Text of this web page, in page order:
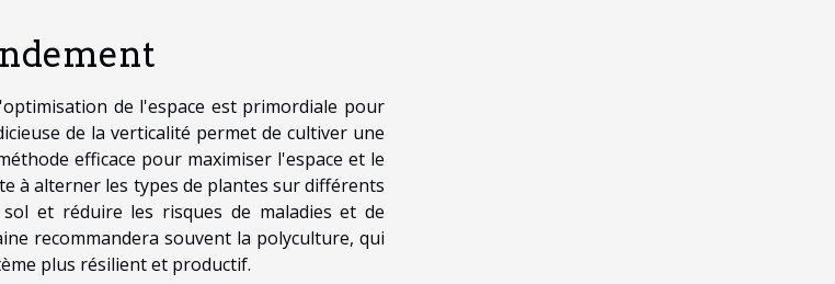
de l'espace est primordiale pour
de la verticalité permet de cultiver une
efficace pour maximiser l'espace et le
à alterner les types de plantes sur différents
et réduire les risques de maladies et de
recommandera souvent la polyculture, qui
plus résilient et productif.